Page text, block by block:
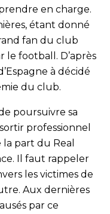
en charge.
étant donné
fan du club
le football. D’après
à décidé
du club.
poursuivre sa
professionnel
part du Real
Il faut rappeler
les victimes de
Aux dernières
par ce